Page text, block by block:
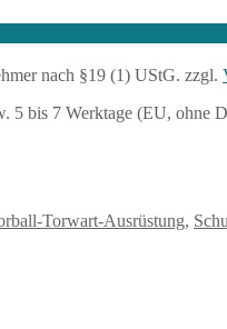
nach §19 (1) UStG. zzgl.
5 bis 7 Werktage (EU, ohne
Torwart-Ausrüstung,